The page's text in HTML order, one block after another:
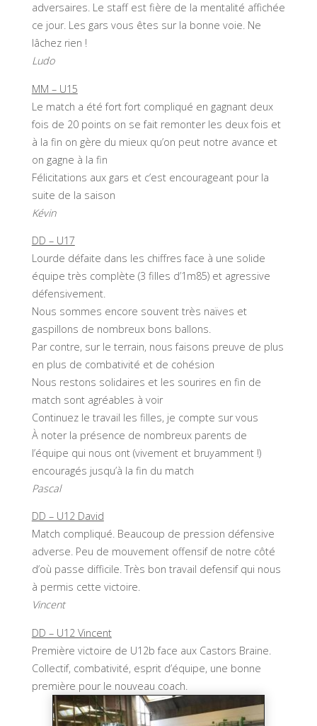
adversaires. Le staff est fière de la mentalité affichée
ce jour. Les gars vous êtes sur la bonne voie. Ne
lâchez rien !
Ludo
MM – U15
Le match a été fort fort compliqué en gagnant deux
fois de 20 points on se fait remonter les deux fois et
à la fin on gère du mieux qu’on peut notre avance et
on gagne à la fin
Félicitations aux gars et c’est encourageant pour la
suite de la saison
Kévin
DD – U17
Lourde défaite dans les chiffres face à une solide
équipe très complète (3 filles d’1m85) et agressive
défensivement.
Nous sommes encore souvent très naïves et
gaspillons de nombreux bons ballons.
Par contre, sur le terrain, nous faisons preuve de plus
en plus de combativité et de cohésion
Nous restons solidaires et les sourires en fin de
match sont agréables à voir
Continuez le travail les filles, je compte sur vous
À noter la présence de nombreux parents de
l’équipe qui nous ont (vivement et bruyamment !)
encouragés jusqu’à la fin du match
Pascal
DD – U12 David
Match compliqué. Beaucoup de pression défensive
adverse. Peu de mouvement offensif de notre côté
d’où passe difficile. Très bon travail defensif qui nous
à permis cette victoire.
Vincent
DD – U12 Vincent
Première victoire de U12b face aux Castors Braine.
Collectif, combativité, esprit d’équipe, une bonne
première pour le nouveau coach.